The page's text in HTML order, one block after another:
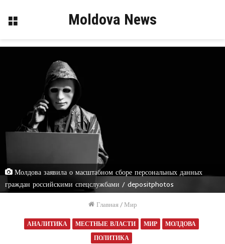
Меню Moldova News
Молдова заявила о масштабном сборе персональных данных
граждан российскими спецслужбами / depositphotos
Главная / Мир
АНАЛИТИКА МЕСТНЫЕ ВЛАСТИ МИР
МОЛДОВА
ПОЛИТИКА